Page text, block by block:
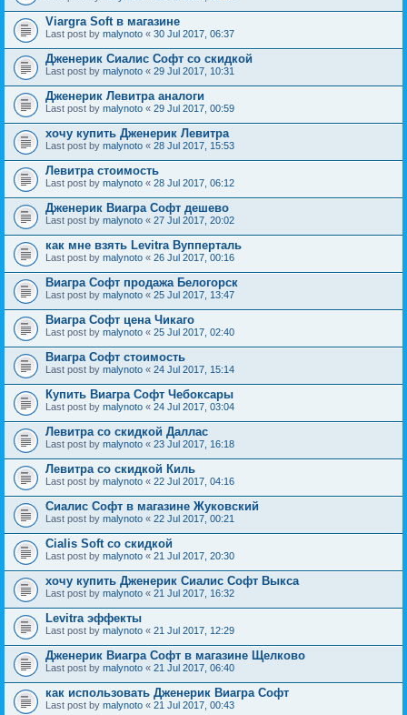
Viargra Soft в магазине
Last post by malynoto « 30 Jul 2017, 06:37
Дженерик Сиалис Софт со скидкой
Last post by malynoto « 29 Jul 2017, 10:31
Дженерик Левитра аналоги
Last post by malynoto « 29 Jul 2017, 00:59
хочу купить Дженерик Левитра
Last post by malynoto « 28 Jul 2017, 15:53
Левитра стоимость
Last post by malynoto « 28 Jul 2017, 06:12
Дженерик Виагра Софт дешево
Last post by malynoto « 27 Jul 2017, 20:02
как мне взять Levitra Вупперталь
Last post by malynoto « 26 Jul 2017, 00:16
Виагра Софт продажа Белогорск
Last post by malynoto « 25 Jul 2017, 13:47
Виагра Софт цена Чикаго
Last post by malynoto « 25 Jul 2017, 02:40
Виагра Софт стоимость
Last post by malynoto « 24 Jul 2017, 15:14
Купить Виагра Софт Чебоксары
Last post by malynoto « 24 Jul 2017, 03:04
Левитра со скидкой Даллас
Last post by malynoto « 23 Jul 2017, 16:18
Левитра со скидкой Киль
Last post by malynoto « 22 Jul 2017, 04:16
Сиалис Софт в магазине Жуковский
Last post by malynoto « 22 Jul 2017, 00:21
Cialis Soft со скидкой
Last post by malynoto « 21 Jul 2017, 20:30
хочу купить Дженерик Сиалис Софт Выкса
Last post by malynoto « 21 Jul 2017, 16:32
Levitra эффекты
Last post by malynoto « 21 Jul 2017, 12:29
Дженерик Виагра Софт в магазине Щелково
Last post by malynoto « 21 Jul 2017, 06:40
как использовать Дженерик Виагра Софт
Last post by malynoto « 21 Jul 2017, 00:43